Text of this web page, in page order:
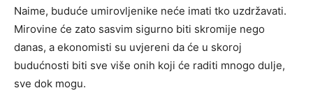
Naime, buduće umirovljenike neće imati tko uzdržavati.
Mirovine će zato sasvim sigurno biti skromije nego
danas, a ekonomisti su uvjereni da će u skoroj
budućnosti biti sve više onih koji će raditi mnogo dulje,
sve dok mogu.